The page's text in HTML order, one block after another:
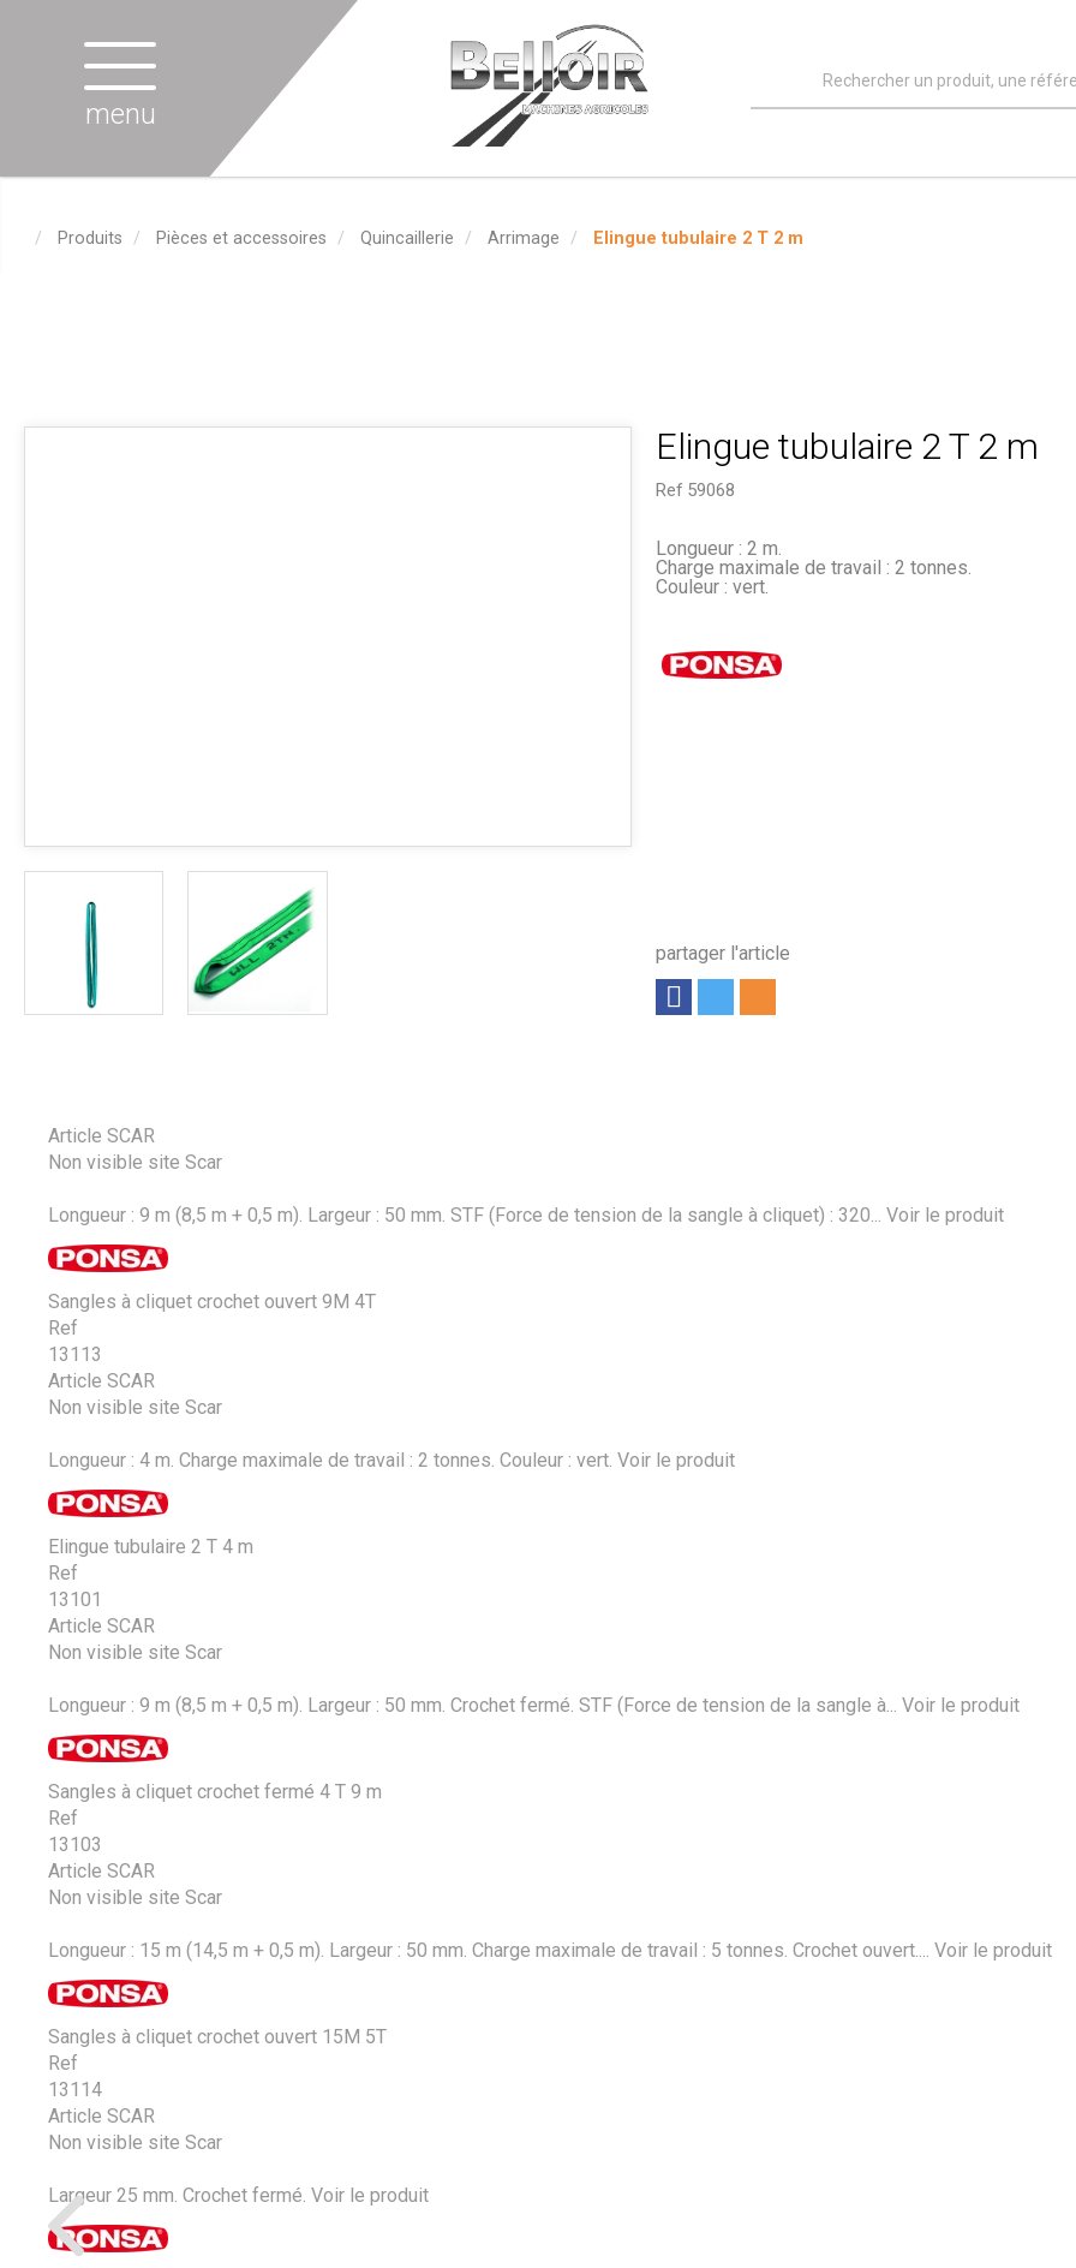
menu
Produits Pièces et accessoires Quincaillerie Arrimage Elingue tubulaire 2 T 2 m
Elingue tubulaire 2 T 2 m
Ref 59068
partager l'article
Longueur : 2 m.
Charge maximale de travail : 2 tonnes.
Couleur : vert.
Article SCAR
Non visible site Scar
Longueur : 9 m (8,5 m + 0,5 m). Largeur : 50 mm. STF (Force de tension de la sangle à cliquet) : 320... Voir le produit
Sangles à cliquet crochet ouvert 9M 4T
Ref
13113
Article SCAR
Non visible site Scar
Longueur : 4 m. Charge maximale de travail : 2 tonnes. Couleur : vert. Voir le produit
Elingue tubulaire 2 T 4 m
Ref
13101
Article SCAR
Non visible site Scar
Longueur : 9 m (8,5 m + 0,5 m). Largeur : 50 mm. Crochet fermé. STF (Force de tension de la sangle à... Voir le produit
Sangles à cliquet crochet fermé 4 T 9 m
Ref
13103
Article SCAR
Non visible site Scar
Longueur : 15 m (14,5 m + 0,5 m). Largeur : 50 mm. Charge maximale de travail : 5 tonnes. Crochet ouvert.... Voir le produit
Sangles à cliquet crochet ouvert 15M 5T
Ref
13114
Article SCAR
Non visible site Scar
Largeur 25 mm. Crochet fermé. Voir le produit